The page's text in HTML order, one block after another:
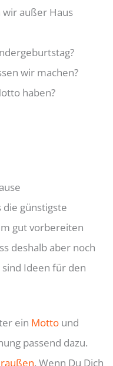
außer Haus
wir machen?
haben?
die günstigste
gut vorbereiten
deshalb aber noch
Ideen für den
ein Motto und
passend dazu.
. Wenn Du Dich